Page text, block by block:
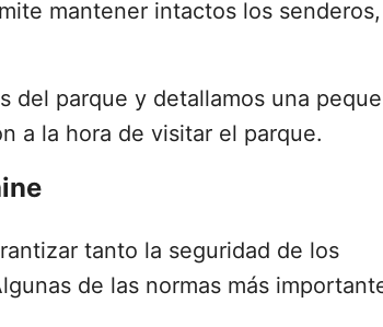
mantener intactos los senderos,
del parque y detallamos una
a la hora de visitar el parque.
tanto la seguridad de los
de las normas más